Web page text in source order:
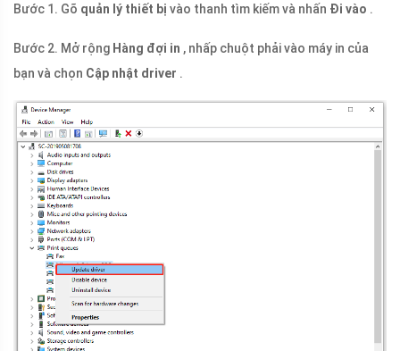
Bước 1. Gõ quản lý thiết bị vào thanh tìm kiếm và nhấn Đi vào .
Bước 2. Mở rộng Hàng đợi in , nhấp chuột phải vào máy in của
bạn và chọn Cập nhật driver .